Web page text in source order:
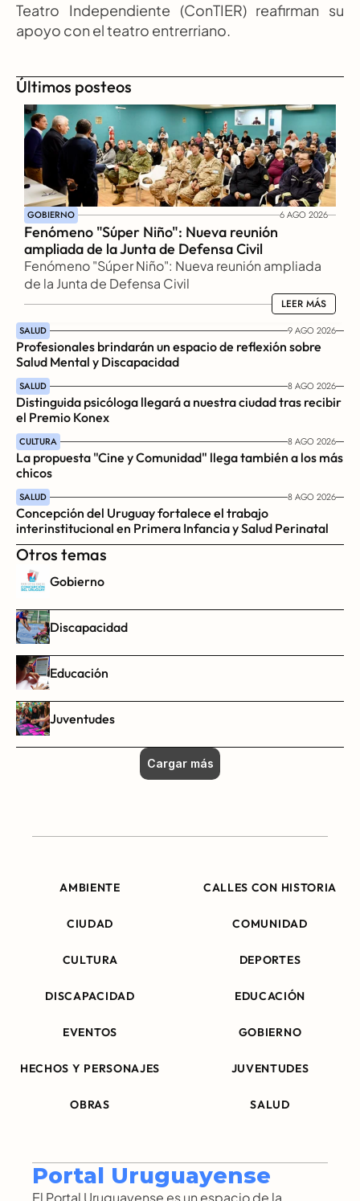
Teatro Independiente (ConTIER) reafirman su
apoyo con el teatro entrerriano.
Últimos posteos
GOBIERNO 6 AGO 2026
Fenómeno "Súper Niño": Nueva reunión
ampliada de la Junta de Defensa Civil
Fenómeno "Súper Niño": Nueva reunión ampliada
de la Junta de Defensa Civil
LEER MÁS
LEER MÁS
SALUD 9 AGO 2026
Profesionales brindarán un espacio de reflexión sobre
Salud Mental y Discapacidad
SALUD 8 AGO 2026
Distinguida psicóloga llegará a nuestra ciudad tras recibir
el Premio Konex
CULTURA 8 AGO 2026
La propuesta "Cine y Comunidad" llega también a los más
chicos
SALUD 8 AGO 2026
Concepción del Uruguay fortalece el trabajo
interinstitucional en Primera Infancia y Salud Perinatal
Otros temas
Gobierno
Discapacidad
Educación
Juventudes
Cargar más
AMBIENTE CALLES CON HISTORIA
CIUDAD COMUNIDAD
CULTURA DEPORTES
DISCAPACIDAD EDUCACIÓN
EVENTOS GOBIERNO
HECHOS Y PERSONAJES JUVENTUDES
OBRAS SALUD
Portal Uruguayense
El Portal Uruguayense es un espacio de la